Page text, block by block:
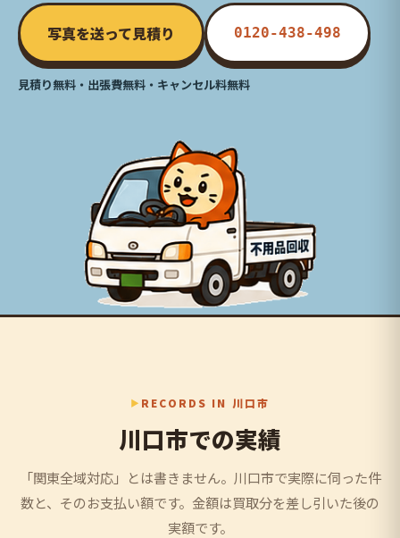
写真を送って見積り 0120-438-498
見積り無料・出張費無料・キャンセル料無料
RECORDS IN 川口市
川口市での実績
「関東全域対応」とは書きません。川口市で実際に伺った件
数と、そのお支払い額です。金額は買取分を差し引いた後の
実額です。